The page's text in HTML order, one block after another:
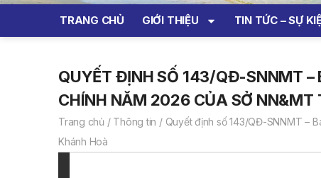
TRANG CHỦ GIỚI THIỆU TIN TỨC – SỰ
QUYẾT ĐỊNH SỐ 143/QĐ-SNNMT –
CHÍNH NĂM 2026 CỦA SỞ NN&MT
Trang chủ / Thông tin / Quyết định số 143/QĐ-SNNMT –
Khánh Hoà